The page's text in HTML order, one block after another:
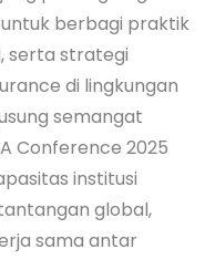
berbagi praktik
serta strategi
di lingkungan
semangat
Conference 2025
institusi
global,
sama antar